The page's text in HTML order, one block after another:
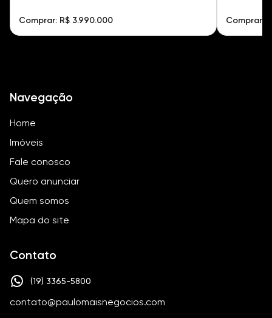
Comprar: R$ 3.990.000 Comprar:
Navegação
Home
Imóveis
Fale conosco
Quero anunciar
Quem somos
Mapa do site
Contato
(19) 3365-5800
contato@paulomaisnegocios.com